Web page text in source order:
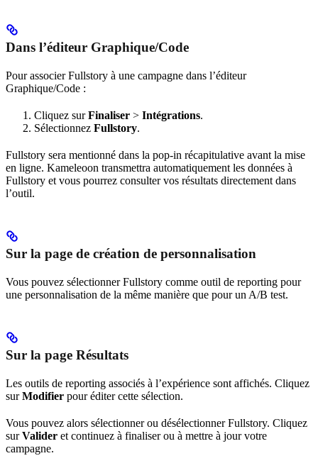
Dans l’éditeur Graphique/Code
Pour associer Fullstory à une campagne dans l’éditeur
Graphique/Code :
Cliquez surFinaliser > Intégrations.
Sélectionnez Fullstory.
Fullstory sera mentionné dans la pop-in récapitulative avant la mise
en ligne. Kameleoon transmettra automatiquement les données à
Fullstory et vous pourrez consulter vos résultats directement dans
l’outil.
Sur la page de création de personnalisation
Vous pouvez sélectionner Fullstory comme outil de reporting pour
une personnalisation de la même manière que pour un A/B test.
Sur la page Résultats
Les outils de reporting associés à l’expérience sont affichés. Cliquez
surModifier pour éditer cette sélection.
Vous pouvez alors sélectionner ou désélectionner Fullstory. Cliquez
surValider et continuez à finaliser ou à mettre à jour votre
campagne.